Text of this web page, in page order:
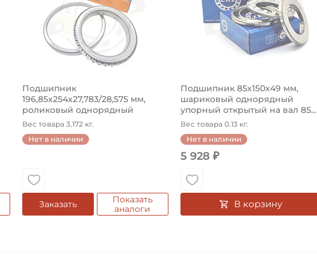
Подшипник
196,85х254х27,783/28,575 мм,
роликовый однорядный
конический ...
Вес товара 3.172 кг.
Нет в наличии
Заказать
Показать
аналоги
Подшипник 85х150х49 мм,
шариковый однорядный
упорный открытый на вал 85...
Вес товара 0.13 кг.
Нет в наличии
5 928 ₽
В корзину